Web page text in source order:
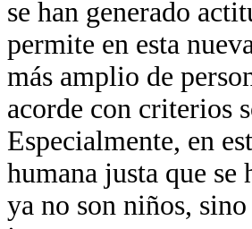
se han generado
permite en esta
más amplio de
acorde con criterios
Especialmente, en
humana justa que
ya no son niños,